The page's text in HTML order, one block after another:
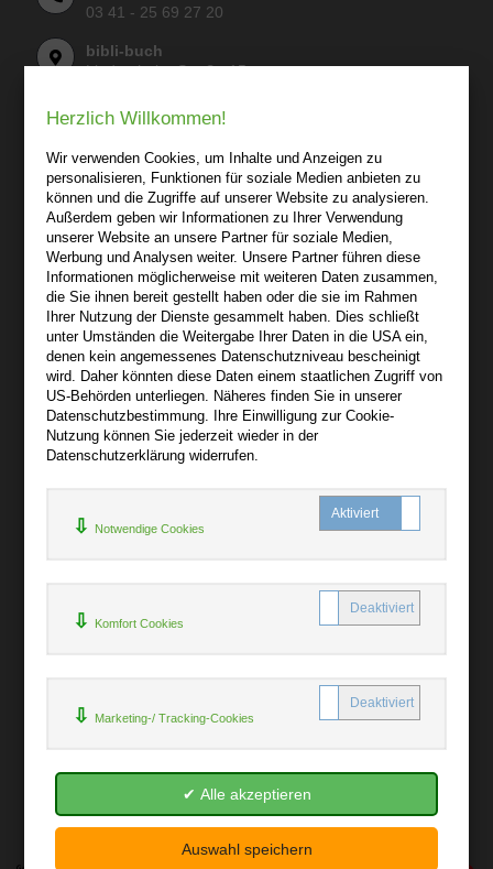
03 41 - 25 69 27 20
bibli-buch
Lindenthaler Straße 15
Wir sind gerne für Sie persönlich da.
Über bibli-buch.de
+
AGB
Impressum
Widerruf
Datenschutz
Hilfe
+
Erweiterte Suche
Herzlich Willkommen!
Wir verwenden Cookies, um Inhalte und Anzeigen zu
personalisieren, Funktionen für soziale Medien anbieten zu
können und die Zugriffe auf unserer Website zu analysieren.
Außerdem geben wir Informationen zu Ihrer Verwendung
unserer Website an unsere Partner für soziale Medien,
Werbung und Analysen weiter. Unsere Partner führen diese
Informationen möglicherweise mit weiteren Daten zusammen,
die Sie ihnen bereit gestellt haben oder die sie im Rahmen
Ihrer Nutzung der Dienste gesammelt haben. Dies schließt
unter Umständen die Weitergabe Ihrer Daten in die USA ein,
denen kein angemessenes Datenschutzniveau bescheinigt
wird. Daher könnten diese Daten einem staatlichen Zugriff von
US-Behörden unterliegen. Näheres finden Sie in unserer
Datenschutzbestimmung. Ihre Einwilligung zur Cookie-
Nutzung können Sie jederzeit wieder in der
Datenschutzerklärung widerrufen.
Notwendige Cookies
Komfort Cookies
Marketing-/ Tracking-Cookies